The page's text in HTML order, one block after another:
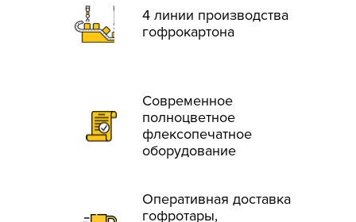
4 линии производства
гофрокартона
Современное
полноцветное
флексопечатное
оборудование
Оперативная доставка
гофротары,